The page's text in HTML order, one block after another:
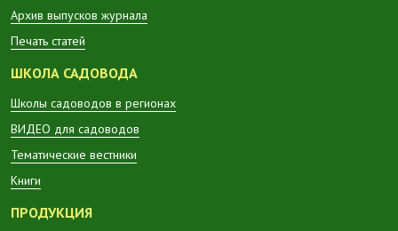
Архив выпусков журнала
Печать статей
ШКОЛА САДОВОДА
Школы садоводов в регионах
ВИДЕО для садоводов
Тематические вестники
Книги
ПРОДУКЦИЯ